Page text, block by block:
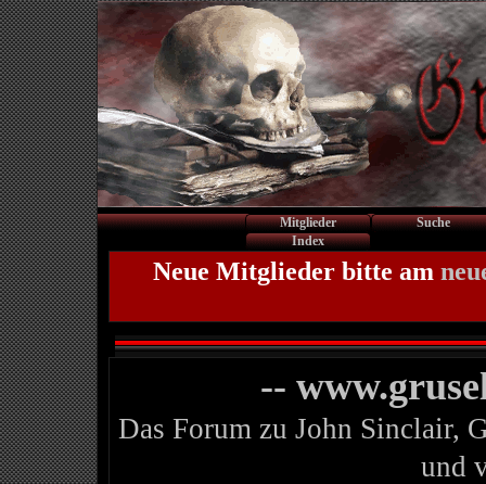
Mitglieder
Suche
Index
Neue Mitglieder bitte am
--
Das Forum zu John Sinclair,
und